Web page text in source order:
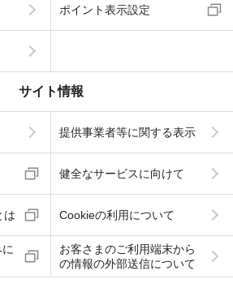
ポイント表示設定
サイト情報
提供事業者等に関する表示
健全なサービスに向けて
は Cookieの利用について
お客さまのご利用端末から
の情報の外部送信について